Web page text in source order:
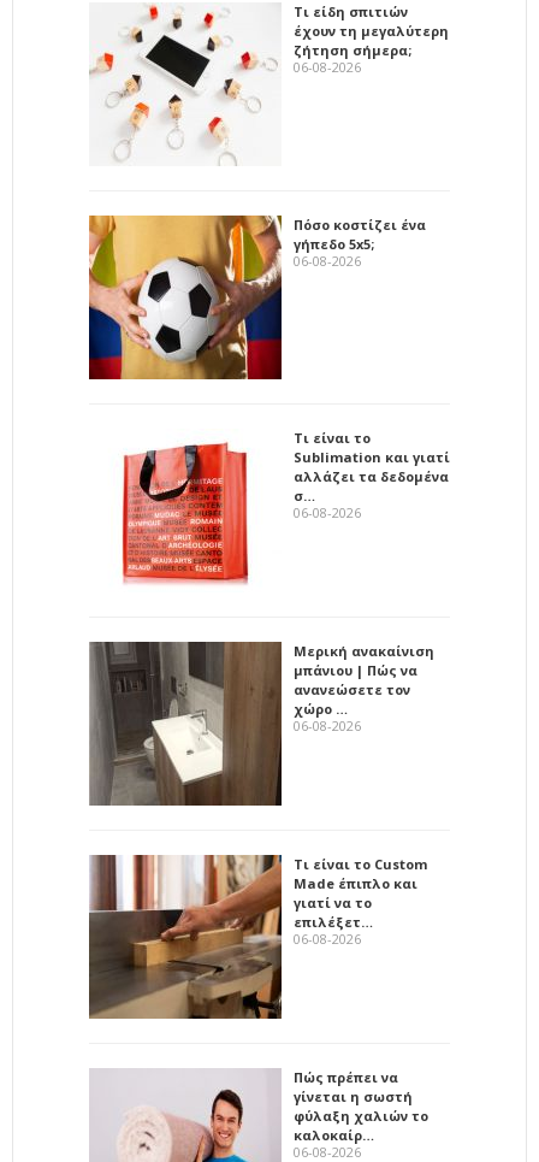
Τι είδη σπιτιών
έχουν τη μεγαλύτερη
ζήτηση σήμερα;
06-08-2026
Πόσο κοστίζει ένα
γήπεδο 5x5;
06-08-2026
Τι είναι το
Sublimation και γιατί
αλλάζει τα δεδομένα
σ…
06-08-2026
Μερική ανακαίνιση
μπάνιου | Πώς να
ανανεώσετε τον
χώρο …
06-08-2026
Τι είναι το Custom
Made έπιπλο και
γιατί να το
επιλέξετ…
06-08-2026
Πώς πρέπει να
γίνεται η σωστή
φύλαξη χαλιών το
καλοκαίρ…
06-08-2026